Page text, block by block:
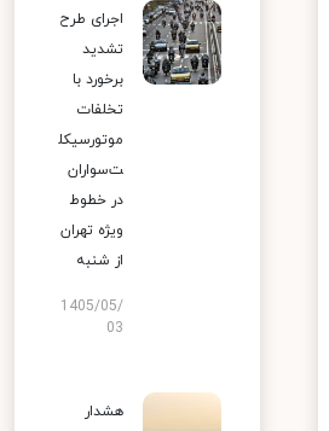
اجرای طرح
تشدید
برخورد با
تخلفات
موتورسیکل
ت‌سواران
در خطوط
ویژه تهران
از شنبه
1405/05/
03
هشدار